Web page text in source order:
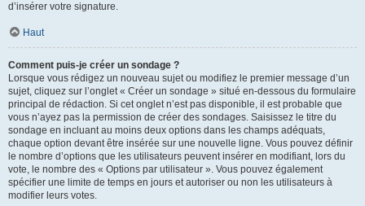
d’insérer votre signature.
Haut
Comment puis-je créer un sondage ?
Lorsque vous rédigez un nouveau sujet ou modifiez le premier message d’un
sujet, cliquez sur l’onglet « Créer un sondage » situé en-dessous du formulaire
principal de rédaction. Si cet onglet n’est pas disponible, il est probable que
vous n’ayez pas la permission de créer des sondages. Saisissez le titre du
sondage en incluant au moins deux options dans les champs adéquats,
chaque option devant être insérée sur une nouvelle ligne. Vous pouvez définir
le nombre d’options que les utilisateurs peuvent insérer en modifiant, lors du
vote, le nombre des « Options par utilisateur ». Vous pouvez également
spécifier une limite de temps en jours et autoriser ou non les utilisateurs à
modifier leurs votes.